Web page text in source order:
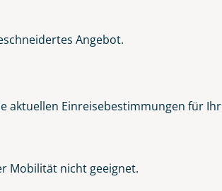
Angebot.
aktuellen Einreisebestimmungen für Ihr
Mobilität nicht geeignet.